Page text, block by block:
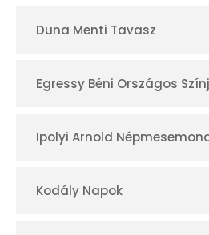
Duna Menti Tavasz
Egressy Béni Országos
Ipolyi Arnold
Kodály Napok